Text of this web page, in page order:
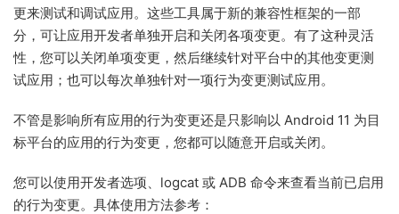
更来测试和调试应用。这些工具属于新的兼容性框架的一部
分，可让应用开发者单独开启和关闭各项变更。有了这种灵活
性，您可以关闭单项变更，然后继续针对平台中的其他变更测
试应用；也可以每次单独针对一项行为变更测试应用。
不管是影响所有应用的行为变更还是只影响以 Android 11 为目
标平台的应用的行为变更，您都可以随意开启或关闭。
您可以使用开发者选项、logcat 或 ADB 命令来查看当前已启用
的行为变更。具体使用方法参考：